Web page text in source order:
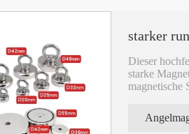
starker
Dieser
starke
magnetische